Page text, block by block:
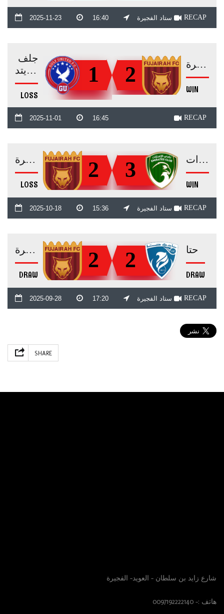
2025-11-23 16:40 ستاد الفجيرة RECAP
1
جلف
يونايتد
LOSS
2 الفجيرة
WIN
2025-11-01 16:45 RECAP
2 الفجيرة
LOSS
3 الإمارات
WIN
2025-10-18 15:36 ستاد الفجيرة RECAP
2 الفجيرة
DRAW
2 حتا
DRAW
2025-09-28 17:20 ستاد الفجيرة RECAP
SHARE
شارع زايد بن سلطان – العويد- الفجيرة
هاتف :- 0097192222140